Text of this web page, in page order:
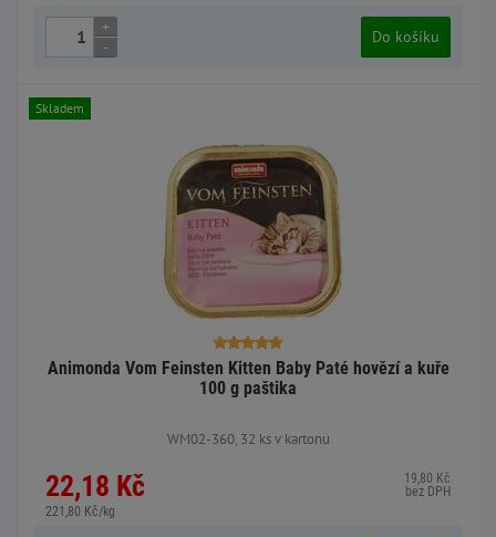
+
-
Do košíku
Animonda Vom Feinsten Kitten Baby Paté hovězí a kuře
100 g paštika
WM02-360, 32 ks v kartonu
22,18 Kč
221,80 Kč/kg
19,80 Kč
bez DPH
Skladem